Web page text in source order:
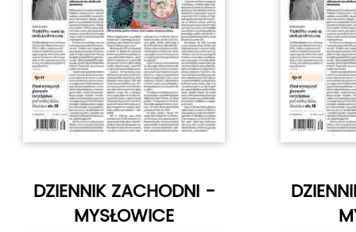
DZIENNIK ZACHODNI -
MYSŁOWICE